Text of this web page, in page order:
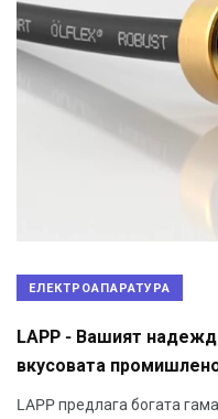
ЕЛЕКТРОАПАРАТУРА
LAPP - Вашият
вкусовата
LAPP предлага богата